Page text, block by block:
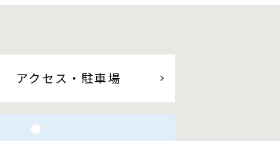
アクセス ・駐車場